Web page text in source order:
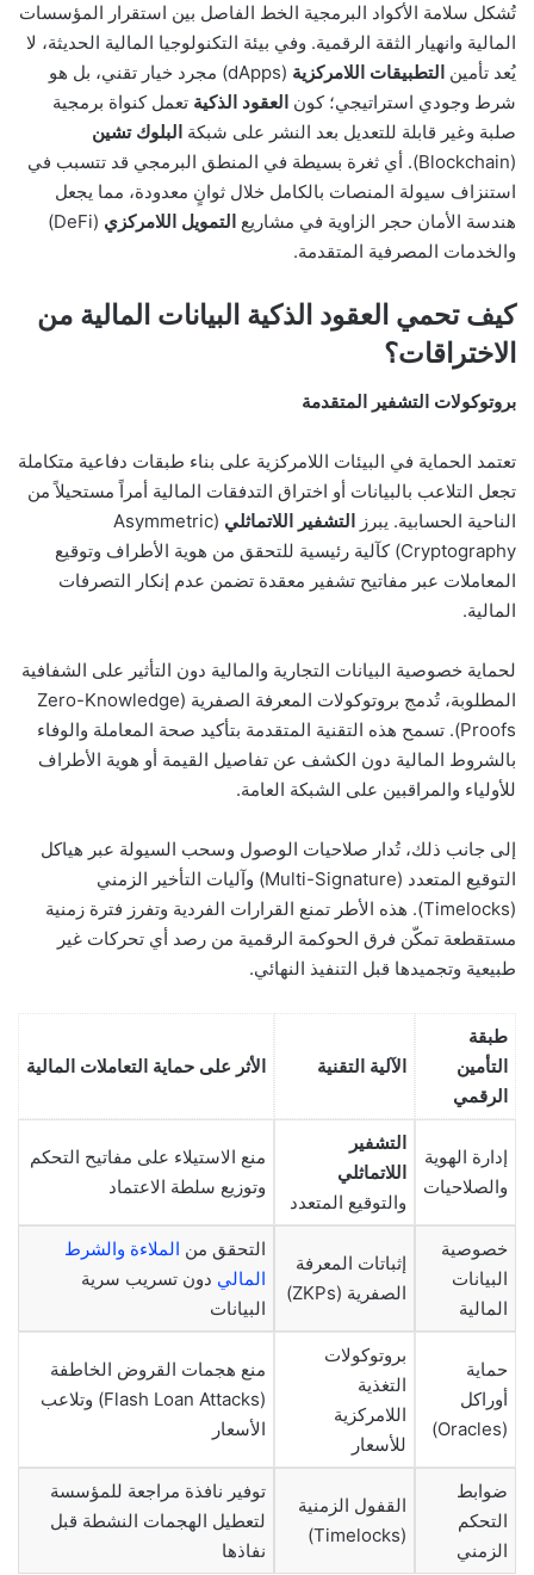
تُشكل سلامة الأكواد البرمجية الخط الفاصل بين استقرار المؤسسات
المالية وانهيار الثقة الرقمية. وفي بيئة التكنولوجيا المالية الحديثة، لا
يُعد تأمين التطبيقات اللامركزية
(dApps) مجرد خيار تقني، بل هو
شرط وجودي استراتيجي؛ كون العقود الذكية تعمل كنواة برمجية
صلبة وغير قابلة للتعديل بعد النشر على شبكة البلوك تشين
(Blockchain). أي ثغرة بسيطة في المنطق البرمجي قد تتسبب في
استنزاف سيولة المنصات بالكامل خلال ثوانٍ معدودة، مما يجعل
هندسة الأمان حجر الزاوية في مشاريع التمويل اللامركزي
(DeFi)
والخدمات المصرفية المتقدمة.
كيف تحمي العقود الذكية البيانات المالية من
الاختراقات؟
بروتوكولات التشفير المتقدمة
تعتمد الحماية في البيئات اللامركزية على بناء طبقات دفاعية متكاملة
تجعل التلاعب بالبيانات أو اختراق التدفقات المالية أمراً مستحيلاً من
الناحية الحسابية. يبرز التشفير اللاتماثلي (Asymmetric
Cryptography) كآلية رئيسية للتحقق من هوية الأطراف وتوقيع
المعاملات عبر مفاتيح تشفير معقدة تضمن عدم إنكار التصرفات
المالية.
لحماية خصوصية البيانات التجارية والمالية دون التأثير على الشفافية
المطلوبة، تُدمج بروتوكولات المعرفة الصفرية (Zero-Knowledge
Proofs). تسمح هذه التقنية المتقدمة بتأكيد صحة المعاملة والوفاء
بالشروط المالية دون الكشف عن تفاصيل القيمة أو هوية الأطراف
للأولياء والمراقبين على الشبكة العامة.
إلى جانب ذلك، تُدار صلاحيات الوصول وسحب السيولة عبر هياكل
التوقيع المتعدد (Multi-Signature) وآليات التأخير الزمني
(Timelocks). هذه الأطر تمنع القرارات الفردية وتفرز فترة زمنية
مستقطعة تمكّن فرق الحوكمة الرقمية من رصد أي تحركات غير
طبيعية وتجميدها قبل التنفيذ النهائي.
طبقة
التأمين
الرقمي
الآلية التقنية الأثر على حماية التعاملات المالية
إدارة الهوية
والصلاحيات
التشفير
اللاتماثلي
والتوقيع المتعدد
منع الاستيلاء على مفاتيح التحكم
وتوزيع سلطة الاعتماد
خصوصية
البيانات
المالية
إثباتات المعرفة
الصفرية (ZKPs)
التحقق من الملاءة والشرط
المالي دون تسريب سرية
البيانات
حماية
أوراكل
(Oracles)
بروتوكولات
التغذية
اللامركزية
للأسعار
منع هجمات القروض الخاطفة
(Flash Loan Attacks) وتلاعب
الأسعار
ضوابط
التحكم
الزمني
القفول الزمنية
(Timelocks)
توفير نافذة مراجعة للمؤسسة
لتعطيل الهجمات النشطة قبل
نفاذها